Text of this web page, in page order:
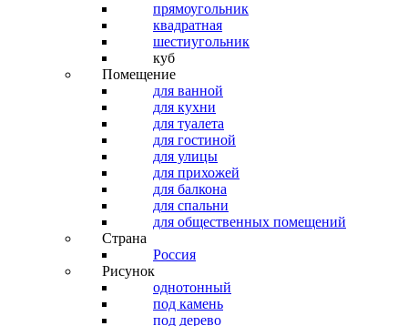
прямоугольник
квадратная
шестиугольник
куб
Помещение
для ванной
для кухни
для туалета
для гостиной
для улицы
для прихожей
для балкона
для спальни
для общественных помещений
Страна
Россия
Рисунок
однотонный
под камень
под дерево